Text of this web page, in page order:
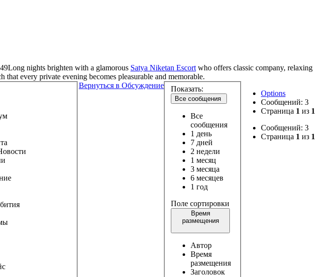
Long nights brighten with a glamorous Satya Niketan Escort who offers classic company, relaxing
that every private evening becomes pleasurable and memorable.
Options
Сообщений: 3
Страница 1 из 1
Сообщений: 3
Страница 1 из 1
Вернуться в Обсуждение Показать:
Все сообщения
Все
сообщения
1 день
7 дней
2 недели
1 месяц
3 месяца
6 месяцев
1 год
Поле сортировки
Время
размещения
Автор
Время
размещения
Заголовок